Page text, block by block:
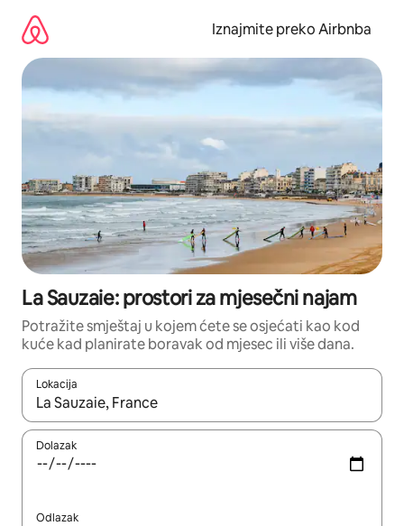
sadržaj
Iznajmite preko Airbnba
La Sauzaie: prostori za mjesečni najam
Potražite smještaj u kojem ćete se osjećati kao kod
kuće kad planirate boravak od mjesec ili više dana.
Lokacija
Kada budu dostupni rezultati, moći ćete ih pregledati
Dolazak
Odlazak